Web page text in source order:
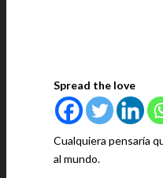
Spread the love
Cualquiera pensaría
al mundo.